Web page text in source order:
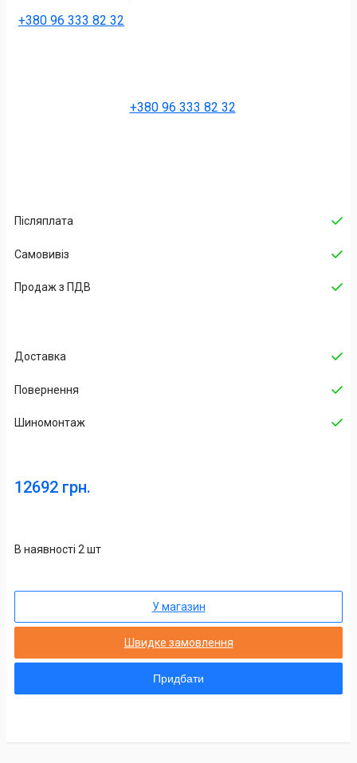
+380 96 333 82 32
+380 96 333 82 32
Післяплата
Самовивіз
Продаж з ПДВ
Доставка
Повернення
Шиномонтаж
12692 грн.
В наявності 2 шт
У магазин
Швидке замовлення
Придбати